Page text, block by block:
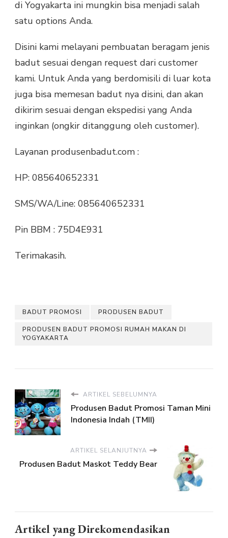
di Yogyakarta ini mungkin bisa menjadi salah
satu options Anda.
Disini kami melayani pembuatan beragam jenis
badut sesuai dengan request dari customer
kami. Untuk Anda yang berdomisili di luar kota
juga bisa memesan badut nya disini, dan akan
dikirim sesuai dengan ekspedisi yang Anda
inginkan (ongkir ditanggung oleh customer).
Layanan produsenbadut.com :
HP: 085640652331
SMS/WA/Line: 085640652331
Pin BBM : 75D4E931
Terimakasih.
BADUT PROMOSI PRODUSEN BADUT
PRODUSEN BADUT PROMOSI RUMAH MAKAN DI
YOGYAKARTA
ARTIKEL SEBELUMNYA
Produsen Badut Promosi Taman Mini
Indonesia Indah (TMII)
ARTIKEL SELANJUTNYA
Produsen Badut Maskot Teddy Bear
Artikel yang Direkomendasikan